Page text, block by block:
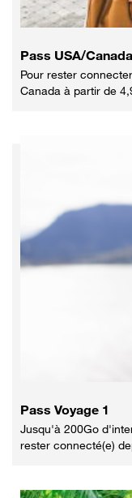
Pass USA/Canada
Pour rester
Canada à partir de
Pass Voyage 1
Jusqu'à 200Go
rester connecté(e)